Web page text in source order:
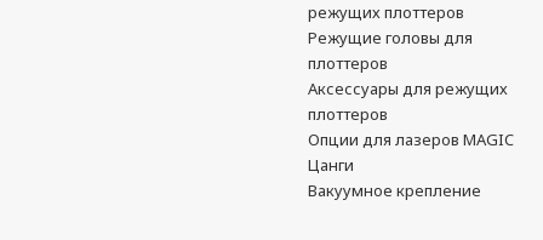
режущих плоттеров
Режущие головы для
плоттеров
Аксессуары для режущих
плоттеров
Опции для лазеров MAGIC
Цанги
Вакуумное крепление